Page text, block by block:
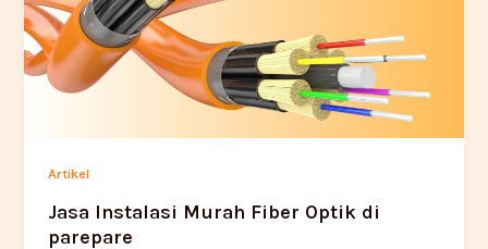
Artikel
Jasa Instalasi Murah Fiber Optik di
parepare